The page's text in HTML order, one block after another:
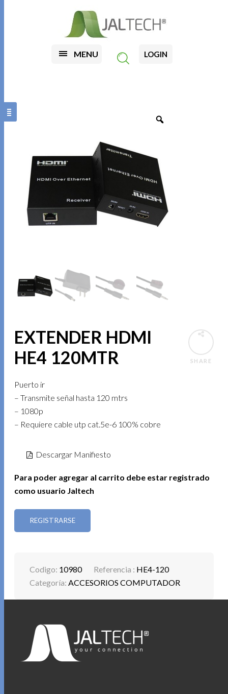
MENU LOGIN
SHARE
EXTENDER HDMI
HE4 120MTR
Puerto ir
– Transmite señal hasta 120 mtrs
– 1080p
– Requiere cable utp cat.5e-6 100% cobre
Descargar Manifiesto
Para poder agregar al carrito debe estar registrado
como usuario Jaltech
REGISTRARSE
Codigo: 10980 Referencia : HE4-120
Categoría: ACCESORIOS COMPUTADOR